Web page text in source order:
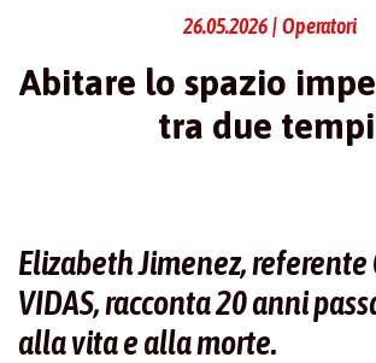
26.05.2026 | Operatori
Abitare lo spazio
tra due tempi
Elizabeth Jimenez, referente
VIDAS, racconta 20 anni
alla vita e alla morte.